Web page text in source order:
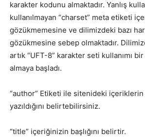
karakter kodunu almaktadır. Yanlış
kullanılmayan “charset” meta etiketi
gözükmemesine ve dilimizdeki bazı
gözükmesine sebep olmaktadır.
artık “UFT-8” karakter seti kullanımı
almaya başladı.
“author” Etiketi ile sitenideki içeriklerin
yazıldığını belirtebilirsiniz.
“title” içeriğinizin başlığını belirtir.